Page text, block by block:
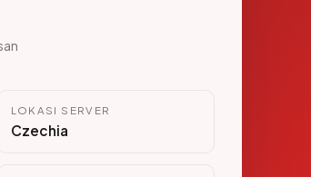
LOKASI SERVER
Czechia